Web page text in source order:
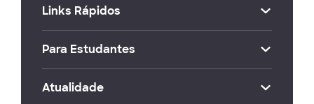
Links Rápidos
Para Estudantes
Atualidade